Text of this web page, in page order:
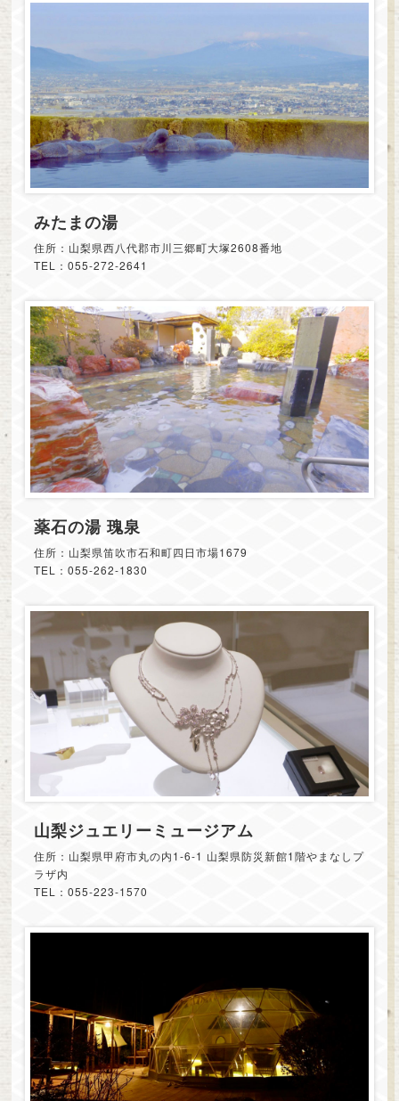
みたまの湯
住所：山梨県西八代郡市川三郷町大塚2608番地
TEL：055-272-2641
薬石の湯 瑰泉
住所：山梨県笛吹市石和町四日市場1679
TEL：055-262-1830
山梨ジュエリーミュージアム
住所：山梨県甲府市丸の内1-6-1 山梨県防災新館1階やまなしプ
ラザ内
TEL：055-223-1570